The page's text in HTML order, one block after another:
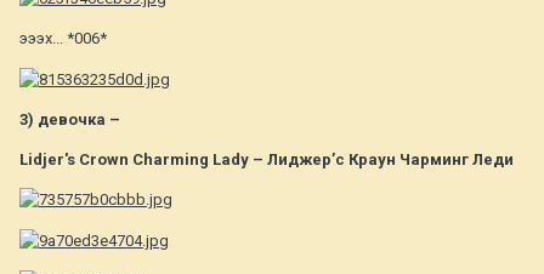
эээх... *006*
3) девочка –
Lidjer's Crown Charming Lady – Лиджер’с Краун Чарминг Леди